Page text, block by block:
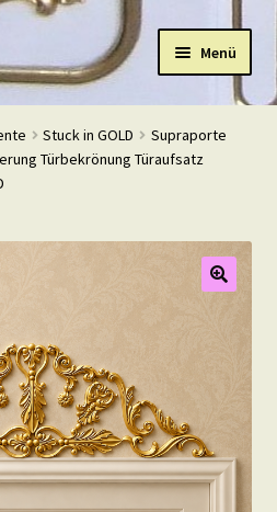
Menü
Stuck in GOLD
Supraporte
Türbekrönung Türaufsatz